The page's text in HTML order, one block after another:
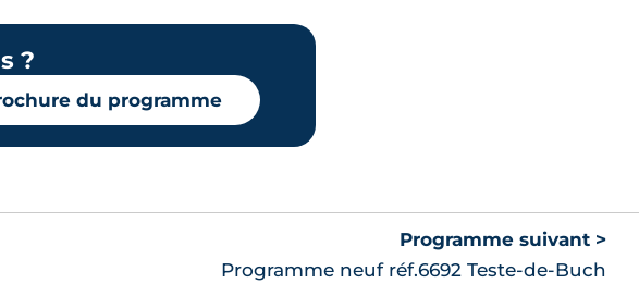
?
du programme
Programme suivant >
Programme neuf réf.6692 Teste-de-Buch